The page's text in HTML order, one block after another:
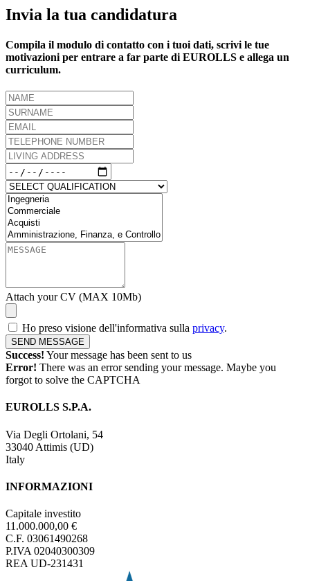
Invia la tua candidatura
Compila il modulo di contatto con i tuoi dati, scrivi le tue
motivazioni per entrare a far parte di EUROLLS e allega un
curriculum.
Attach your CV (MAX 10Mb)
Ho preso visione dell'informativa sulla privacy.
Success! Your message has been sent to us
Error! There was an error sending your message. Maybe you
forgot to solve the CAPTCHA
EUROLLS S.P.A.
Via Degli Ortolani, 54
33040 Attimis (UD)
Italy
INFORMAZIONI
Capitale investito
11.000.000,00 €
C.F. 03061490268
P.IVA 02040300309
REA UD-231431